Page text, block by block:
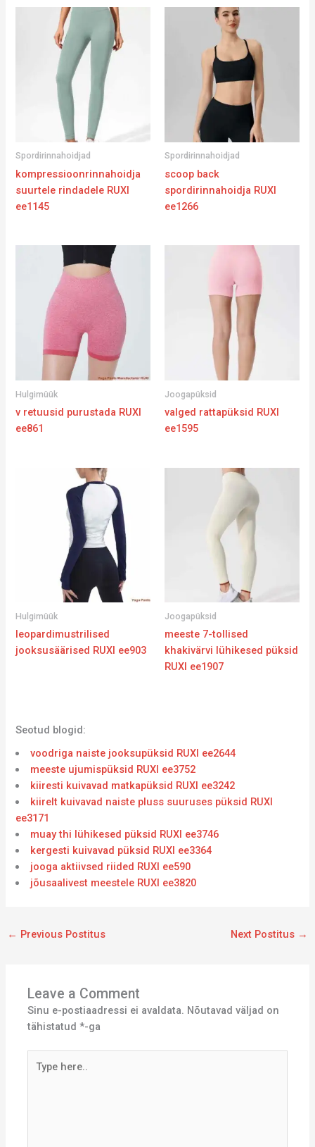
Spordirinnahoidjad
kompressioonrinnahoidja
suurtele rindadele RUXI
ee1145
Spordirinnahoidjad
scoop back
spordirinnahoidja RUXI
ee1266
Hulgimüük
v retuusid purustada RUXI
ee861
Joogapüksid
valged rattapüksid RUXI
ee1595
Hulgimüük
leopardimustrilised
jooksusäärised RUXI ee903
Joogapüksid
meeste 7-tollised
khakivärvi lühikesed püksid
RUXI ee1907
Seotud blogid:
voodriga naiste jooksupüksid RUXI ee2644
meeste ujumispüksid RUXI ee3752
kiiresti kuivavad matkapüksid RUXI ee3242
kiirelt kuivavad naiste pluss suuruses püksid RUXI
ee3171
muay thi lühikesed püksid RUXI ee3746
kergesti kuivavad püksid RUXI ee3364
jooga aktiivsed riided RUXI ee590
jõusaalivest meestele RUXI ee3820
← Previous Postitus Next Postitus →
Leave a Comment
Sinu e-postiaadressi ei avaldata. Nõutavad väljad on
tähistatud*-ga
here..